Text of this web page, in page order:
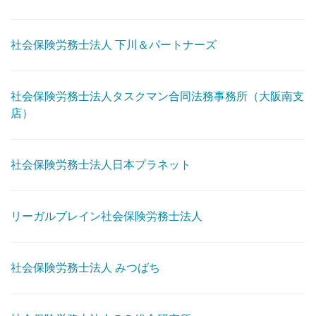
社会保険労務士法人 下川＆パートナーズ
社会保険労務士法人タスクマン合同法務事務所（大阪南支
店）
社会保険労務士法人日本プラネット
リーガルブレイン社会保険労務士法人
社会保険労務士法人 みつばち